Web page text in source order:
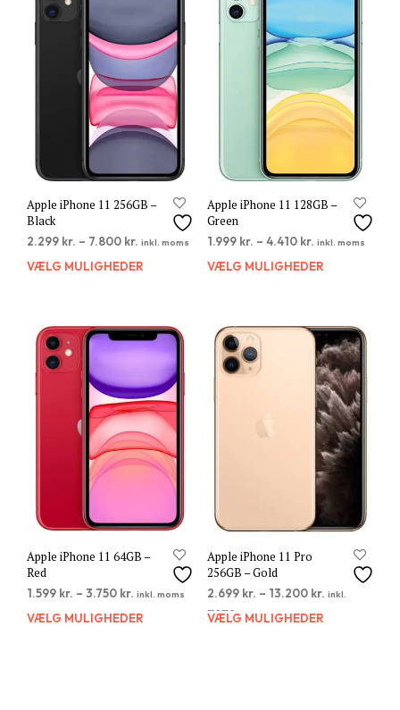
Apple iPhone 11 256GB –
Black
2.299 kr. – 7.800 kr. inkl. moms
VÆLG MULIGHEDER
Dette
varianter.
Mulighederne
vælges
Apple iPhone 11 128GB –
Green
1.999 kr. – 4.410 kr. inkl. moms
VÆLG MULIGHEDER
Apple iPhone 11 64GB –
Red
1.599 kr. – 3.750 kr. inkl. moms
VÆLG MULIGHEDER
Dette
Apple iPhone 11 Pro
256GB – Gold
2.699 kr. – 13.200 kr. inkl.
moms
VÆLG MULIGHEDER